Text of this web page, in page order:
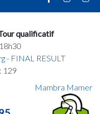
qualificatif
- FINAL RESULT
129
Mambra Mamer